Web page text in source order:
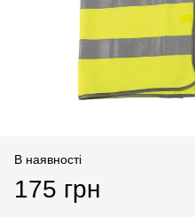
В наявності
175 грн